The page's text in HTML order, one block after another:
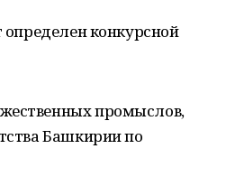
определен конкурсной
промыслов,
Башкирии по